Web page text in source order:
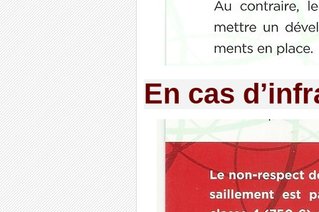
En cas